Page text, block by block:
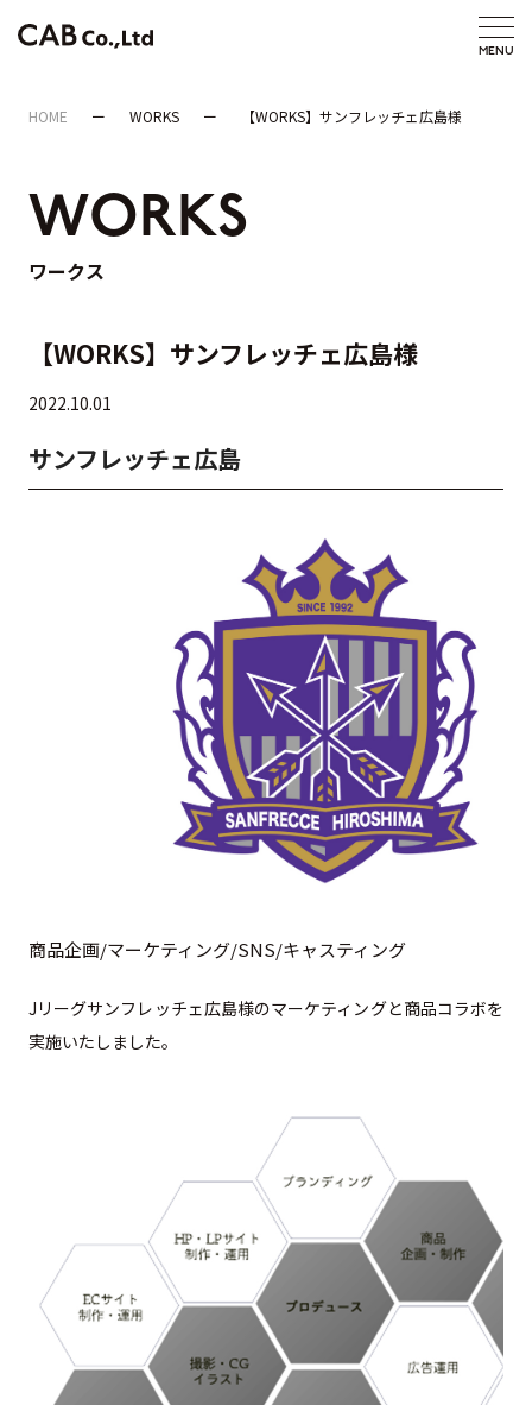
HOME WORKS 【WORKS】サンフレッチェ広島様
WORKS
ワークス
【WORKS】サンフレッチェ広島様
2022.10.01
サンフレッチェ広島
商品企画/マーケティング/SNS/キャスティング
Jリーグサンフレッチェ広島様のマーケティングと商品コラボを
実施いたしました。